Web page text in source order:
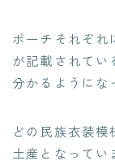
ポーチそれぞれ
が記載されて
分かるようにな
どの民族衣装
土産となってい